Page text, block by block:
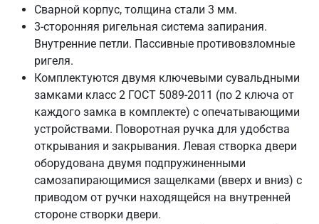
Сварной корпус, толщина стали 3 мм.
3-сторонняя ригельная система запирания.
Внутренние петли. Пассивные противовзломные
ригеля.
Комплектуются двумя ключевыми сувальдными
замками класс 2 ГОСТ 5089-2011 (по 2 ключа от
каждого замка в комплекте) с опечатывающими
устройствами. Поворотная ручка для удобства
открывания и закрывания. Левая створка двери
оборудована двумя подпружиненными
самозапирающимися защелками (вверх и вниз) с
приводом от ручки находящейся на внутренней
стороне створки двери.